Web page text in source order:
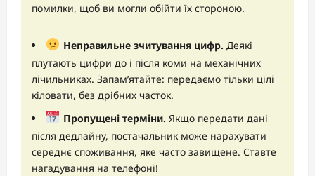
помилки, щоб ви могли обійти їх стороною.
Неправильне зчитування цифр. Деякі
плутають цифри до і після коми на механічних
лічильниках. Запам’ятайте: передаємо тільки цілі
кіловати, без дрібних часток.
Пропущені терміни. Якщо передати дані
після дедлайну, постачальник може нарахувати
середнє споживання, яке часто завищене. Ставте
нагадування на телефоні!